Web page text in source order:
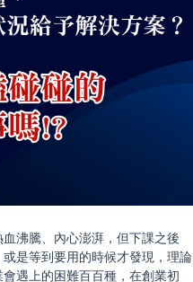
沸騰、內心澎湃，但下課之後
是等到要用的時候才發現，理論
遇上的困難百百種，在創業初